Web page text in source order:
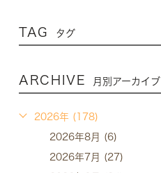
TAG タグ
ARCHIVE 月別アーカイブ
2026年 (178)
2026年8月 (6)
2026年7月 (27)